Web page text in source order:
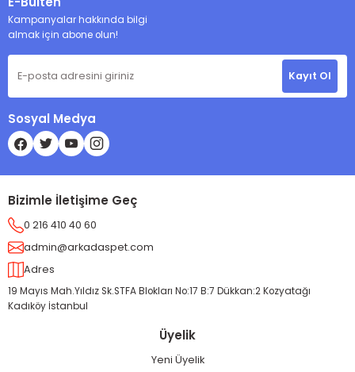
Kampanyalar hakkında bilgi
almak için abone olun!
Kayıt Ol
Sosyal Medya
Bizimle İletişime Geç
0 216 410 40 60
admin@arkadaspet.com
Adres
19 Mayıs Mah.Yıldız Sk.STFA Blokları No:17 B:7 Dükkan:2 Kozyatağı
Kadıköy İstanbul
Üyelik
Yeni Üyelik